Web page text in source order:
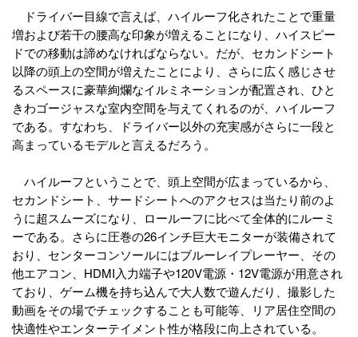
ドライバー目線で言えば、ハイルーフ化されたことで重量
増および若干の腰高な印象が増えることになり、ハイスピー
ドでの移動は諦めなければならない。だが、セカンドシート
以降の頭上の空間が増えたことにより、さらに広く感じさせ
るスペースに豪華絢爛なイルミネーションが配置され、ひと
きわゴージャスな室内空間を与えてくれるのが、ハイルーフ
である。すなわち、ドライバー以外の充実感がさらに一段と
高まっているモデルと言えるだろう。
ハイルーフということで、頭上空間が広まっているから、
セカンドシート、サードシートへのアクセスは当たり前のよ
うに超スムーズになり、ロールーフに比べて全体的にルーミ
ーである。さらに圧巻の26インチ巨大モニターが装備されて
おり、センターコンソールにはブルーレイプレーヤー、その
他エアコン、HDMI入力端子や120V電源・12V電源が用意され
ており、ゲーム機を持ち込んで大人数で遊んだり、撮影した
動画をその場でチェックすることも可能等、リア居住空間の
快適性やエンターテイメント性が格段に向上されている。